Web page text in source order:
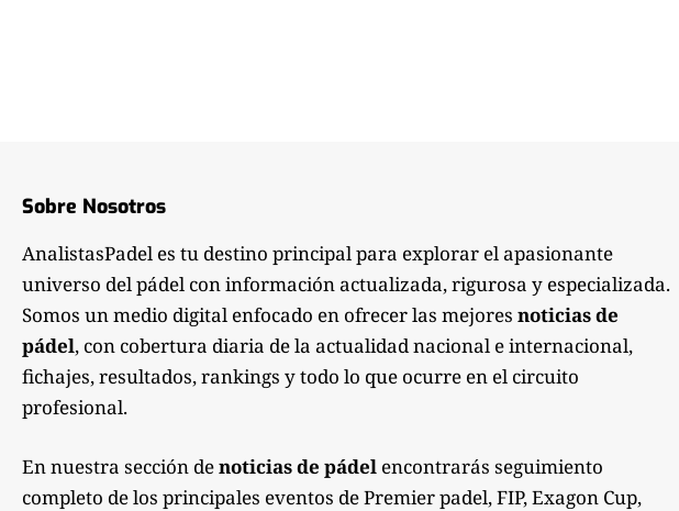
Sobre Nosotros
AnalistasPadel es tu destino principal para explorar el apasionante
universo del pádel con información actualizada, rigurosa y especializada.
Somos un medio digital enfocado en ofrecer las mejores noticias de
pádel, con cobertura diaria de la actualidad nacional e internacional,
fichajes, resultados, rankings y todo lo que ocurre en el circuito
profesional.
En nuestra sección denoticias de pádel encontrarás seguimiento
completo de los principales eventos de Premier padel, FIP, Exagon Cup,